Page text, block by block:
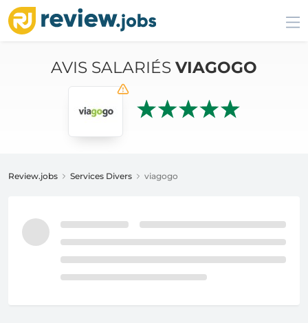
AVIS SALARIÉS VIAGOGO
Review.jobs Services Divers viagogo